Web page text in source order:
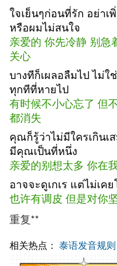
ใจเย็นๆก่อนที่รัก อย่าเ
หรือผมไม่สนใจ
亲爱的 你先冷静 别急
关心
บางทีก็เผลอลืมไป ไม่
ทุกทีที่หายไป
有时候不小心忘了 但
都消失
คุณก็รู้ว่าไม่มีใครเกิน
มีคุณเป็นที่หนึ่ง
亲爱的别想太多 你在
อาจจะดูเกเร แต่ไม่เค
也许有调皮 但是对你
重复**
相关热点： 泰语发音规则